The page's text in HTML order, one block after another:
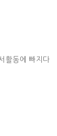
활동에 빠지다